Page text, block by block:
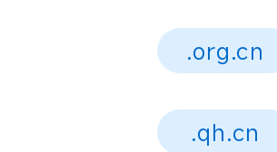
.org.cn
.qh.cn